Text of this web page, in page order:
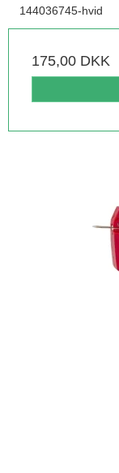
144036745-hvid
175,00 DKK